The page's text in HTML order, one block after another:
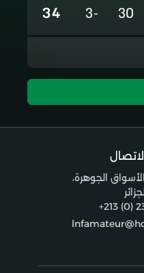
30
-3
34
29
-14
29
30
-16
26
30
30
الأسواق الجوهرة،
+213 (0)